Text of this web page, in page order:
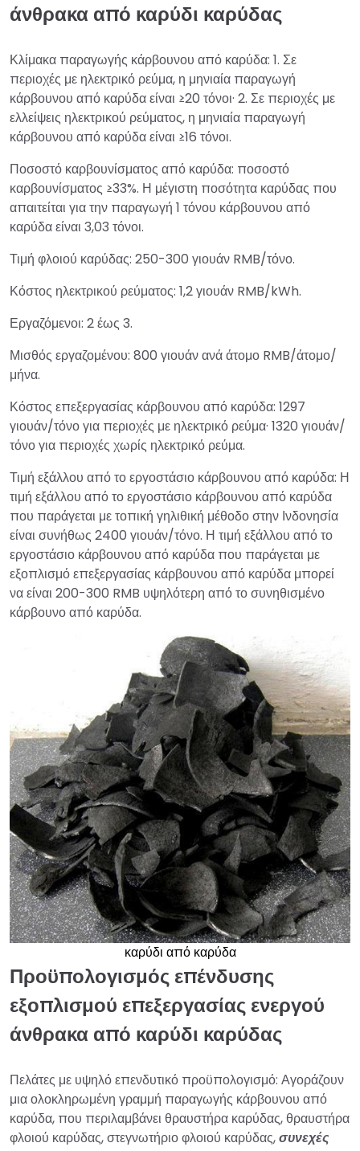
άνθρακα από καρύδι καρύδας
Κλίμακα παραγωγής κάρβουνου από καρύδα: 1. Σε
περιοχές με ηλεκτρικό ρεύμα, η μηνιαία παραγωγή
κάρβουνου από καρύδα είναι ≥20 τόνοι· 2. Σε περιοχές με
ελλείψεις ηλεκτρικού ρεύματος, η μηνιαία παραγωγή
κάρβουνου από καρύδα είναι ≥16 τόνοι.
Ποσοστό καρβουνίσματος από καρύδα: ποσοστό
καρβουνίσματος ≥33%. Η μέγιστη ποσότητα καρύδας που
απαιτείται για την παραγωγή 1 τόνου κάρβουνου από
καρύδα είναι 3,03 τόνοι.
Τιμή φλοιού καρύδας: 250-300 γιουάν RMB/τόνο.
Κόστος ηλεκτρικού ρεύματος: 1,2 γιουάν RMB/kWh.
Εργαζόμενοι: 2 έως 3.
Μισθός εργαζομένου: 800 γιουάν ανά άτομο RMB/άτομο/
μήνα.
Κόστος επεξεργασίας κάρβουνου από καρύδα: 1297
γιουάν/τόνο για περιοχές με ηλεκτρικό ρεύμα· 1320 γιουάν/
τόνο για περιοχές χωρίς ηλεκτρικό ρεύμα.
Τιμή εξάλλου από το εργοστάσιο κάρβουνου από καρύδα: Η
τιμή εξάλλου από το εργοστάσιο κάρβουνου από καρύδα
που παράγεται με τοπική γηλιθική μέθοδο στην Ινδονησία
είναι συνήθως 2400 γιουάν/τόνο. Η τιμή εξάλλου από το
εργοστάσιο κάρβουνου από καρύδα που παράγεται με
εξοπλισμό επεξεργασίας κάρβουνου από καρύδα μπορεί
να είναι 200-300 RMB υψηλότερη από το συνηθισμένο
κάρβουνο από καρύδα.
καρύδι από καρύδα
Προϋπολογισμός επένδυσης
εξοπλισμού επεξεργασίας ενεργού
άνθρακα από καρύδι καρύδας
Πελάτες με υψηλό επενδυτικό προϋπολογισμό: Αγοράζουν
μια ολοκληρωμένη γραμμή παραγωγής κάρβουνου από
καρύδα, που περιλαμβάνει θραυστήρα καρύδας, θραυστήρα
φλοιού καρύδας, στεγνωτήριο φλοιού καρύδας,συνεχές